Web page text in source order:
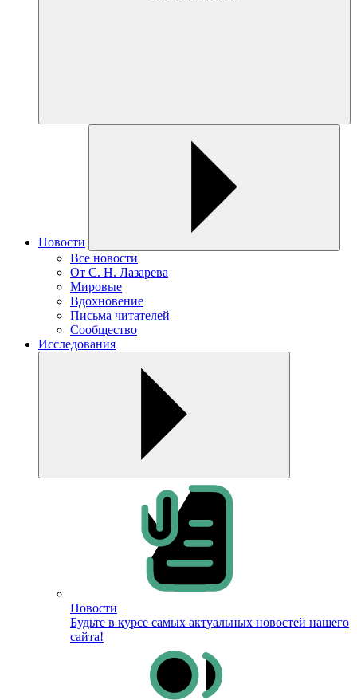
Новости
Все новости
От С. Н. Лазарева
Мировые
Вдохновение
Письма читателей
Сообщество
Исследования
Новости
Будьте в курсе самых актуальных новостей нашего
сайта!